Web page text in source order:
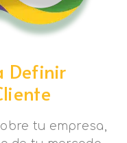
Definir
tu empresa,